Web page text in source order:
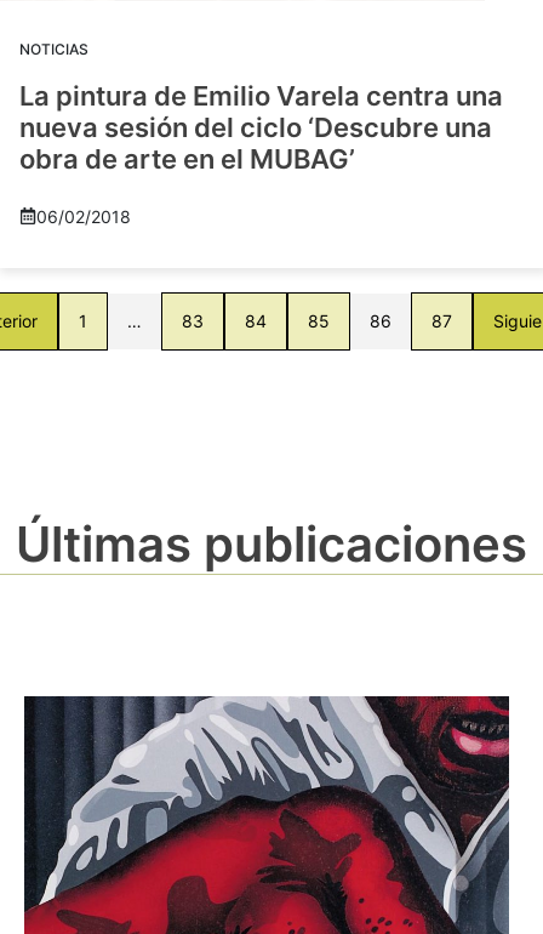
NOTICIAS
La pintura de Emilio Varela centra una
nueva sesión del ciclo ‘Descubre una
obra de arte en el MUBAG’
06/02/2018
1 … 83 84 85 86 87
Últimas publicaciones